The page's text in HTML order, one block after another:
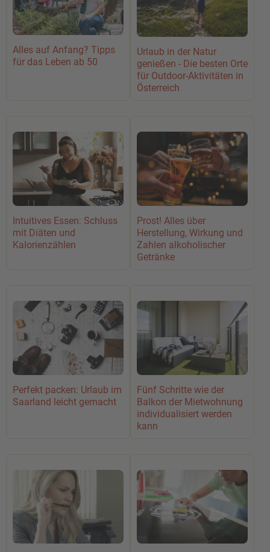
Alles auf Anfang? Tipps
für das Leben ab 50
Urlaub in der Natur
genießen - Die besten Orte
für Outdoor-Aktivitäten in
Österreich
Intuitives Essen: Schluss
mit Diäten und
Kalorienzählen
Prost! Alles über
Herstellung, Wirkung und
Zahlen alkoholischer
Getränke
Perfekt packen: Urlaub im
Saarland leicht gemacht
Fünf Schritte wie der
Balkon der Mietwohnung
individualisiert werden
kann